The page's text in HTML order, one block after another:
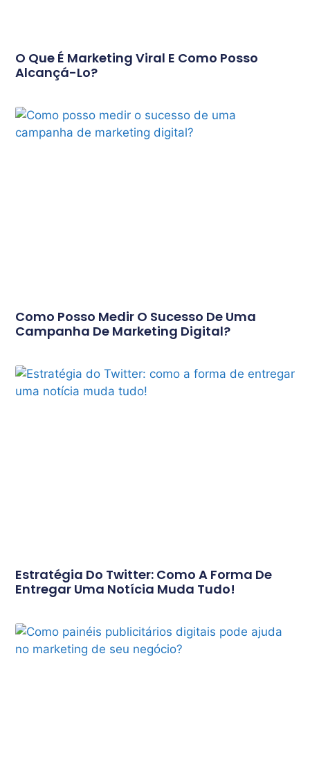
O Que É Marketing Viral E Como Posso
Alcançá-Lo?
Como Posso Medir O Sucesso De Uma
Campanha De Marketing Digital?
Estratégia Do Twitter: Como A Forma De
Entregar Uma Notícia Muda Tudo!